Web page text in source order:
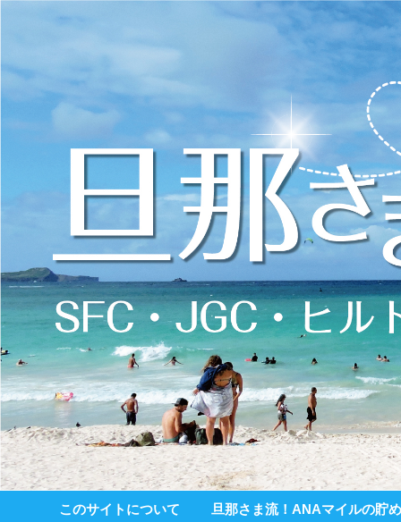
このサイトについて 旦那さま流！ANAマイルの貯